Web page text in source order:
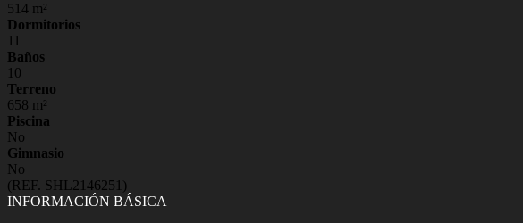
514 m²
Dormitorios
11
Baños
10
Terreno
658 m²
Piscina
No
Gimnasio
No
(REF. SHL2146251)
INFORMACIÓN BÁSICA